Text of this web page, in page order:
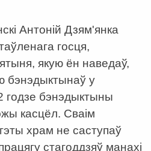
Антоній Дзям'янка
госця,
якую ён наведаў,
бэнэдыктынаў у
годзе бэнэдыктыны
касцёл. Сваім
храм не саступаў
стагоддзяў манахі